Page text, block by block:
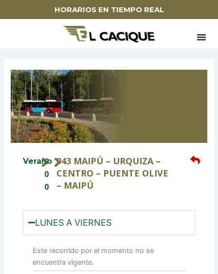
al
HORARIOS EN TIEMPO REAL
Verano
9
0
0
943 MAIPÚ – URQUIZA –
CENTRO – PUENTE OLIVE
– MAIPÚ
LUNES A VIERNES
Este recorrido por el momento no se
encuentra vigente.